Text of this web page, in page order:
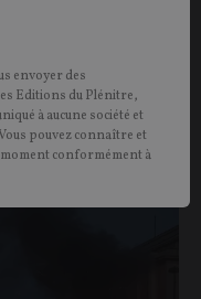
envoyer des
Editions du Plénitre,
à aucune société et
pouvez connaître et
conformément à